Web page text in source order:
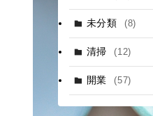
未分類 (8)
清掃 (12)
開業 (57)